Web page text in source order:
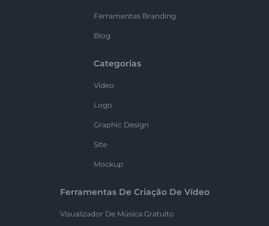
Ferramentas Branding
Blog
Categorias
Vídeo
Logo
Graphic Design
Site
Mockup
Ferramentas De Criação De Vídeo
Visualizador De Música Gratuito